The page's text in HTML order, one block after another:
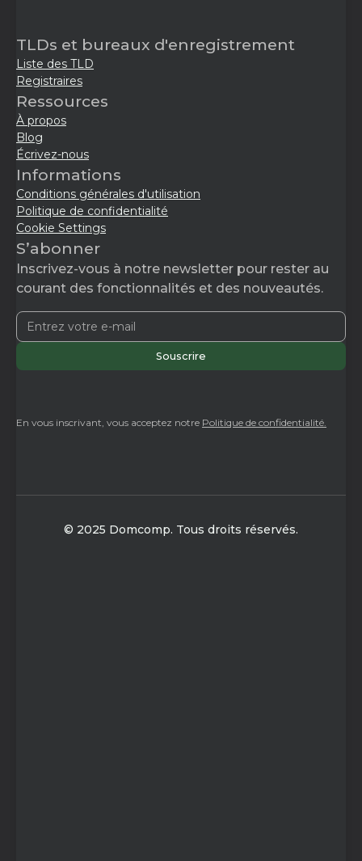
TLDs et bureaux d'enregistrement
Liste des TLD
Registraires
Ressources
À propos
Blog
Écrivez-nous
Informations
Conditions générales d'utilisation
Politique de confidentialité
Cookie Settings
S’abonner
Inscrivez-vous à notre newsletter pour rester au
courant des fonctionnalités et des nouveautés.
En vous inscrivant, vous acceptez notre Politique de confidentialité.
© 2025 Domcomp. Tous droits réservés.